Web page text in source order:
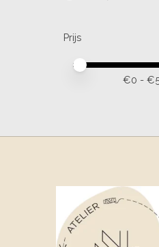
Prijs
Minimale
Price
€0 - €